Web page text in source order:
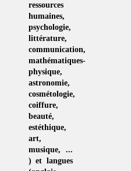
ressources
humaines,
psychologie,
littérature,
communication,
mathématiques-
physique,
astronomie,
cosmétologie,
coiffure,
beauté,
estéthique,
art,
musique, ...
) et langues